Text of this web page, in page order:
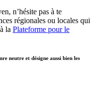
n’hésite pas à te
régionales ou locales qui
la Plateforme pour le
neutre et désigne aussi bien les